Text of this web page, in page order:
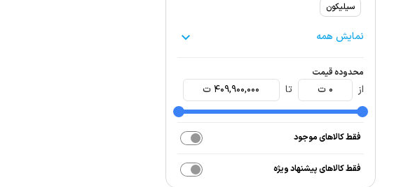
سیلیکون
نمایش همه
محدوده قیمت
از 0 ت تا 409,900,000 ت
فقط کالاهای موجود
فقط کالاهای پیشنهاد ویژه